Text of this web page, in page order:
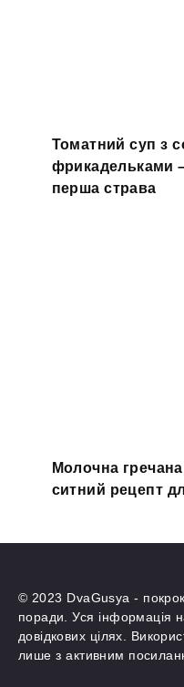
Томатний суп з
фрикадельками
перша страва
Молочна
ситний рецепт
© 2023 DvaGusya -
поради. Уся інформація
довідкових цілях.
лише з активним